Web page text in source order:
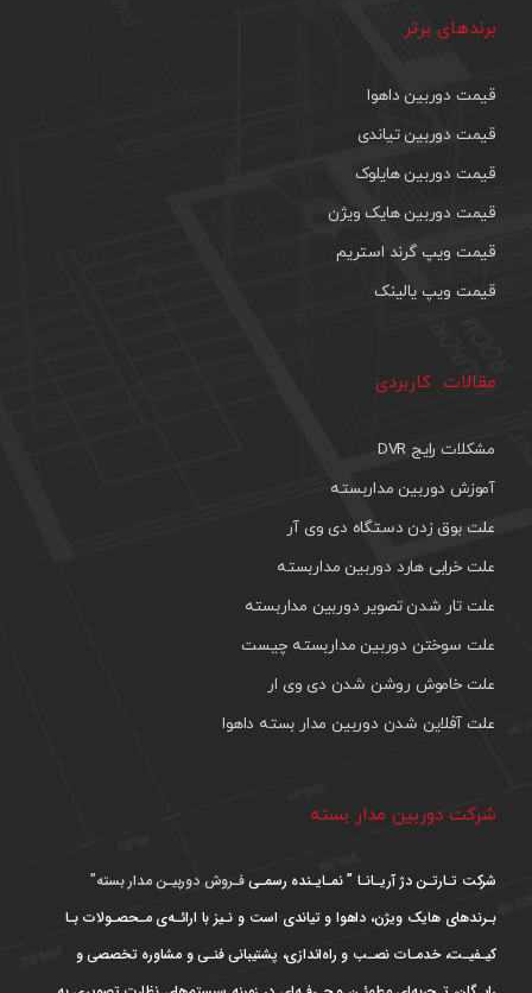
برندهای برتر
قیمت دوربین داهوا
قیمت دوربین تیاندی
قیمت دوربین هایلوک
قیمت دوربین هایک ویژن
قیمت ویپ گرند استریم
قیمت ویپ یالینک
مقالات کاربردی
مشکلات رایج DVR
آموزش دوربین مداربسته
علت بوق زدن دستگاه دی وی آر
علت خرابی هارد دوربین مداربسته
علت تار شدن تصویر دوربین مداربسته
علت سوختن دوربین مداربسته چیست
علت خاموش روشن شدن دی وی ار
علت آفلاین شدن دوربین مدار بسته داهوا
شرکت دوربین مدار بسته
شرکت تـارتـن دژ آریـانـا ” نمـایـنده رسمـیفـروش دوربیـن مدار بسته”
بـرندهای هایک ویژن، داهوا و تیاندی است و نـیز با ارائـه‌ی مـحصـولات بـا
کیـفیـت، خدمـات نصـب و راه‌اندازی، پشتیبانی فنـی و مشاوره تخصصی و